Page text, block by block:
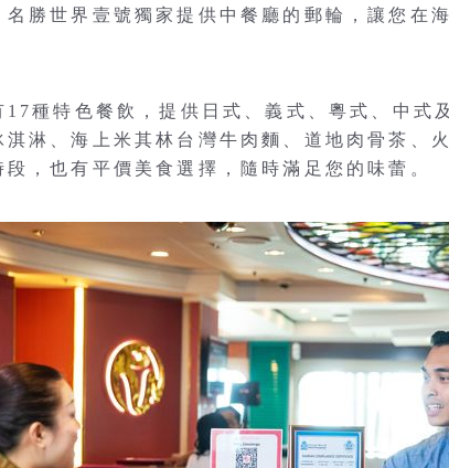
勝世界壹號獨家提供中餐廳的郵輪，讓您在
17種特色餐飲，提供日式、義式、粵式、中式
淇淋、海上米其林台灣牛肉麵、道地肉骨茶、
，也有平價美食選擇，隨時滿足您的味蕾。